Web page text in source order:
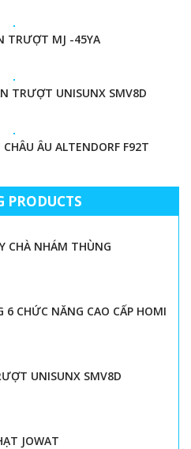
TRƯỢT MJ -45YA
TRƯỢT UNISUNX SMV8D
ÂU ALTENDORF F92T
PRODUCTS
CHÀ NHÁM THÙNG
CHỨC NĂNG CAO CẤP HOMI
UNISUNX SMV8D
JOWAT